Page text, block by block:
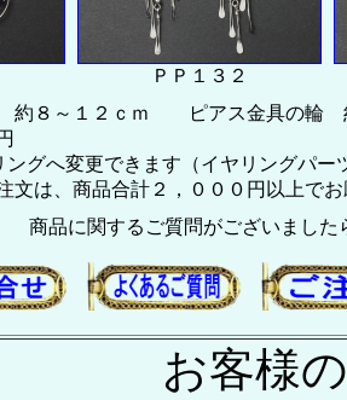
ＰＰ１３２
約８～１２ｃｍ ピアス金具の輪
グへ変更できます（イヤリングパー
文は、商品合計２，０００円以上でお
商品に関するご質問がございまし
お客様